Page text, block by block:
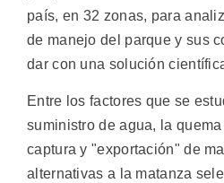
país, en 32 zonas, para
de manejo del parque y sus
dar con una solución
Entre los factores que se
suministro de agua, la
captura y "exportación" de
alternativas a la matanza